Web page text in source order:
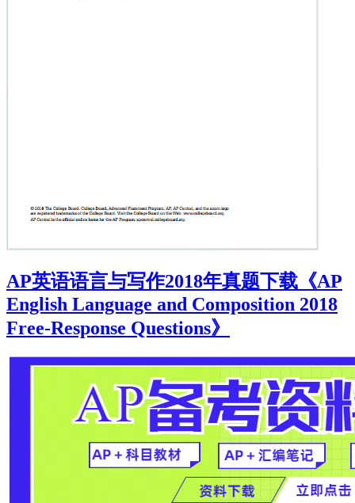
AP英语语言与写作2018年真题下载《AP
English Language and Composition 2018
Free-Response Questions》